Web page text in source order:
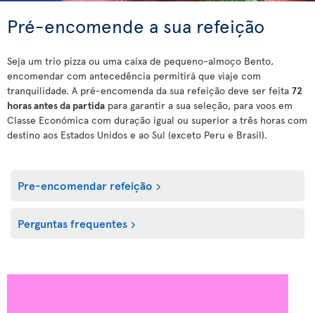
Pré-encomende a sua refeição
Seja um trio pizza ou uma caixa de pequeno-almoço Bento,
encomendar com antecedência permitirá que viaje com
tranquilidade. A pré-encomenda da sua refeição deve ser feita 72
horas antes da partida para garantir a sua seleção, para voos em
Classe Económica com duração igual ou superior a três horas com
destino aos Estados Unidos e ao Sul (exceto Peru e Brasil).
Pre-encomendar refeição
Perguntas frequentes